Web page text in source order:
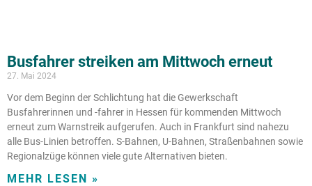
Busfahrer streiken am Mittwoch erneut
27. Mai 2024
Vor dem Beginn der Schlichtung hat die Gewerkschaft
Busfahrerinnen und -fahrer in Hessen für kommenden Mittwoch
erneut zum Warnstreik aufgerufen. Auch in Frankfurt sind nahezu
alle Bus-Linien betroffen. S-Bahnen, U-Bahnen, Straßenbahnen sowie
Regionalzüge können viele gute Alternativen bieten.
MEHR LESEN »